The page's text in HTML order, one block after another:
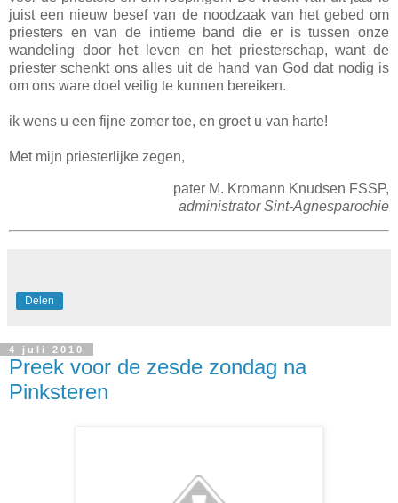
juist een nieuw besef van de noodzaak van het gebed om
priesters en van de intieme band die er is tussen onze
wandeling door het leven en het priesterschap, want de
priester schenkt ons alles uit de hand van God dat nodig is
om ons ware doel veilig te kunnen bereiken.
ik wens u een fijne zomer toe, en groet u van harte!
Met mijn priesterlijke zegen,
pater M. Kromann Knudsen FSSP,
administrator Sint-Agnesparochie
Delen
4 juli 2010
Preek voor de zesde zondag na
Pinksteren